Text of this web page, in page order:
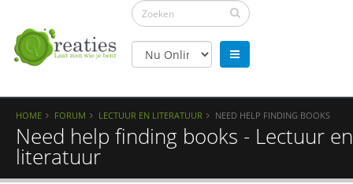
HOME FORUM LECTUUR EN LITERATUUR NEED HELP FINDING BOOKS
Need help finding books - Lectuur en
literatuur